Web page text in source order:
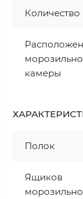
камеры
Полок
Ящиков